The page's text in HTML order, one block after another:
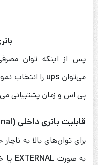
پس از اینکه توان
می‌توان ups را انتخاب
پی اس و زمان پشتیبانی
قابلیت باتری داخلی (Internal) یا خارجی (External)
برای توان‌های بالا به
به صورت EXTERNAL یا